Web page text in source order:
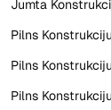
Jumta
Pilns
Pilns
Pilns